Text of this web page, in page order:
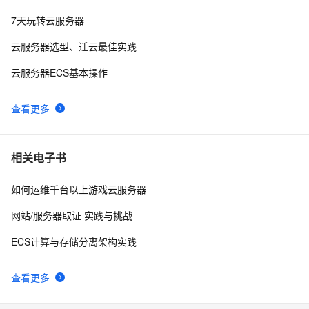
10 使用阿里云服务器ESC部署Flask项目，完成个人开发
查看更多
7天玩转云服务器
云服务器选型、迁云最佳实践
云服务器ECS基本操作
相关电子书
查看更多
如何运维千台以上游戏云服务器
网站/服务器取证 实践与挑战
ECS计算与存储分离架构实践